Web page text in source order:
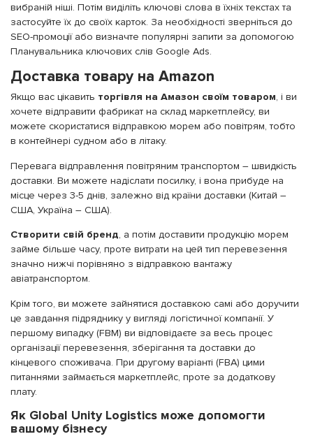
вибраній ніші. Потім виділіть ключові слова в їхніх текстах та
застосуйте їх до своїх карток. За необхідності зверніться до
SEO-промоції або визначте популярні запити за допомогою
Планувальника ключових слів Google Ads.
Доставка товару на Amazon
Якщо вас цікавить торгівля на Амазон своїм товаром, і ви
хочете відправити фабрикат на склад маркетплейсу, ви
можете скористатися відправкою морем або повітрям, тобто
в контейнері судном або в літаку.
Перевага відправлення повітряним транспортом – швидкість
доставки. Ви можете надіслати посилку, і вона прибуде на
місце через 3-5 днів, залежно від країни доставки (Китай –
США, Україна – США).
Створити свій бренд, а потім доставити продукцію морем
займе більше часу, проте витрати на цей тип перевезення
значно нижчі порівняно з відправкою вантажу
авіатранспортом.
Крім того, ви можете зайнятися доставкою самі або доручити
це завдання підряднику у вигляді логістичної компанії. У
першому випадку (FBM) ви відповідаєте за весь процес
організації перевезення, зберігання та доставки до
кінцевого споживача. При другому варіанті (FBA) цими
питаннями займається маркетплейс, проте за додаткову
плату.
Як Global Unity Logistics може допомогти
вашому бізнесу